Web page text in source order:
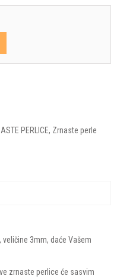
PERLICE, Zrnaste perle
3mm, daće Vašem
zrnaste perlice će sasvim